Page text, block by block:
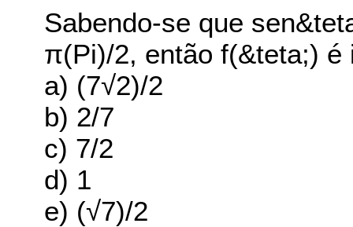
Sabendo-se que
π(Pi)/2, então f(&teta;) é
a) (7√2)/2
b) 2/7
c) 7/2
d) 1
e) (√7)/2